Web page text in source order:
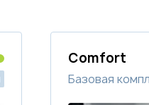
Comfort
Базовая